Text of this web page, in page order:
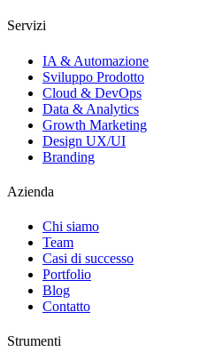
Servizi
IA & Automazione
Sviluppo Prodotto
Cloud & DevOps
Data & Analytics
Growth Marketing
Design UX/UI
Branding
Azienda
Chi siamo
Team
Casi di successo
Portfolio
Blog
Contatto
Strumenti